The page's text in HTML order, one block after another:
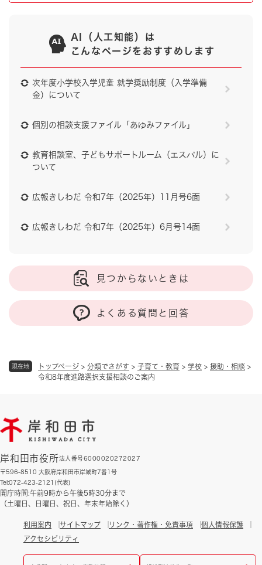
現在地 トップページ > 分類でさがす > 子育て・教育 > 学校 > 援助・相談 >
令和8年度進路選択支援相談のご案内
AI（人工知能）は
こんなページをおすすめします
次年度小学校入学児童 就学奨励制度（入学準備
金）について
個別の相談支援ファイル「あゆみファイル」
教育相談室、子どもサポートルーム（エスパル）に
ついて
広報きしわだ 令和7年（2025年）11月号6面
広報きしわだ 令和7年（2025年）6月号14面
見つからないときは
よくある質問と回答
岸和田市役所法人番号6000020272027
〒596-8510 大阪府岸和田市岸城町7番1号
Tel:072-423-2121(代表)
開庁時間:午前9時から午後5時30分まで
（土曜日、日曜日、祝日、年末年始除く）
利用案内 サイトマップ リンク・著作権・免責事項
個人情報保護
アクセシビリティ